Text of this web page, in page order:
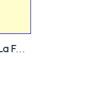
Chroniques De La Foret De Dreux : Par Un Forestier A La Retraite Et Oublie